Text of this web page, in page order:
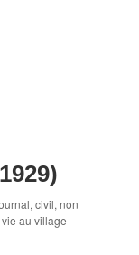
,civil,non
vie au village